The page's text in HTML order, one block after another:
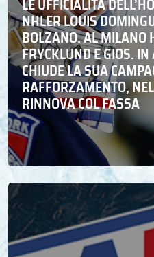
LE UFFICIALITÀ
NHLER LOUIS
BOLZANO. AL MILANO
FRYCKLUND E GIOS.
CHIUDE LA SUA
RAFFORZAMENTO,
RINNOVA COL FASSA